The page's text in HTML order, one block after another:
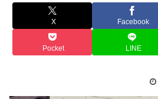
X Facebook
Pocket LINE